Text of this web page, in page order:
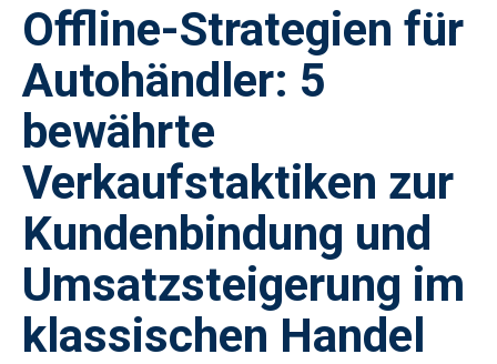
Offline-Strategien für
Autohändler: 5
bewährte
Verkaufstaktiken zur
Kundenbindung und
Umsatzsteigerung im
klassischen Handel